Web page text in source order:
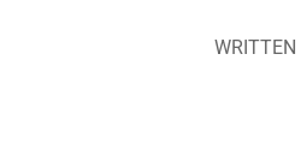
WRITTEN